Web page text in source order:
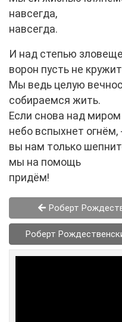
навсегда,
навсегда.
И над степью
ворон пусть не
Мы ведь целую
собираемся жить.
Если снова над миром
небо вспыхнет огнём,
вы нам только
мы на помощь
придём!
Роберт
Роберт